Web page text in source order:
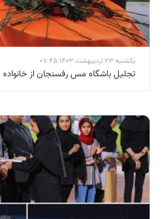
یکشنبه 23 اردیبهشت 1403 07:45
تجلیل باشگاه مس رفسنجان از